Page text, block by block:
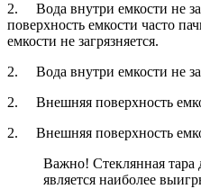
2. Вода внутри емкости не
поверхность емкости часто
емкости не загрязняется.
2. Вода внутри емкости не
2. Внешняя поверхность
2. Внешняя поверхность
Важно! Стеклянная
является наиболее